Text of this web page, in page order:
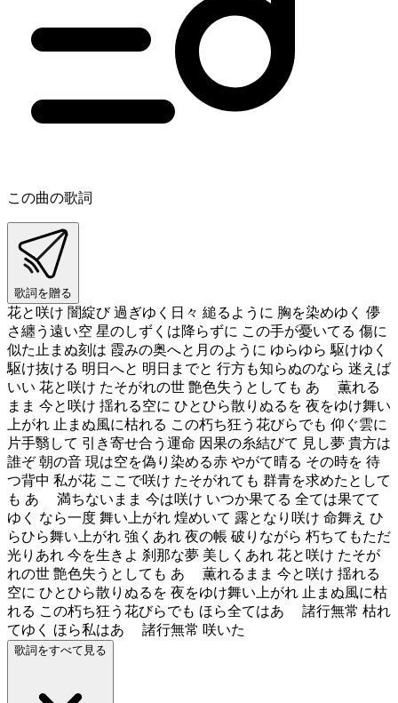
この曲の歌詞
歌詞を贈る
花と咲け 闇綻び 過ぎゆく日々 縋るように 胸を染めゆく 儚
さ纏う遠い空 星のしずくは降らずに この手が憂いてる 傷に
似た止まぬ刻は 霞みの奥へと月のように ゆらゆら 駆けゆく
駆け抜ける 明日へと 明日までと 行方も知らぬのなら 迷えば
いい 花と咲け たそがれの世 艶色失うとしても あゝ 薫れる
まま 今と咲け 揺れる空に ひとひら散りぬるを 夜をゆけ舞い
上がれ 止まぬ風に枯れる この朽ち狂う花びらでも 仰ぐ雲に
片手翳して 引き寄せ合う運命 因果の糸結びて 見し夢 貴方は
誰ぞ 朝の音 現は空を偽り染める赤 やがて晴る その時を 待
つ背中 私が花 ここで咲け たそがれても 群青を求めたとして
も あゝ 満ちないまま 今は咲け いつか果てる 全ては果てて
ゆく なら一度 舞い上がれ 煌めいて 露となり咲け 命舞え ひ
らひら舞い上がれ 強くあれ 夜の帳 破りながら 朽ちてもただ
光りあれ 今を生きよ 刹那な夢 美しくあれ 花と咲け たそが
れの世 艶色失うとしても あゝ 薫れるまま 今と咲け 揺れる
空に ひとひら散りぬるを 夜をゆけ舞い上がれ 止まぬ風に枯
れる この朽ち狂う花びらでも ほら全てはあゝ 諸行無常 枯れ
てゆく ほら私はあゝ 諸行無常 咲いた
歌詞をすべて見る